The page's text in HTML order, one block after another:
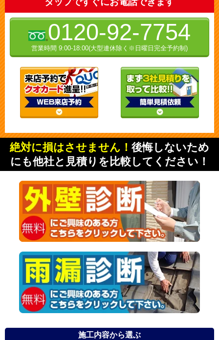
0120-92-7754
営業時間 9:00-18:00(大型連休除く※日曜日完全予約制)
絶対に損はさせません！ 後悔しないため
にも他社と見積りを比較してください！
施工内容から選ぶ